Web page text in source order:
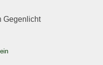
Gegenlicht